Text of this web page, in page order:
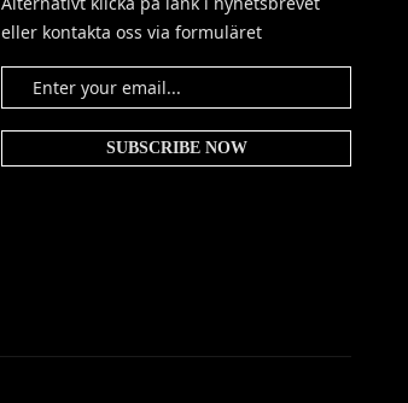
eller kontakta oss via formuläret